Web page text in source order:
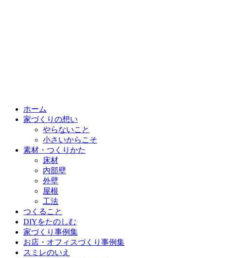
ホーム
家づくりの想い
やらないこと
小さいからこそ
素材・つくりかた
床材
内部壁
外壁
屋根
工法
つくること
DIYをたのしむ
家づくり事例集
お店・オフィスづくり事例集
スミレのいえ